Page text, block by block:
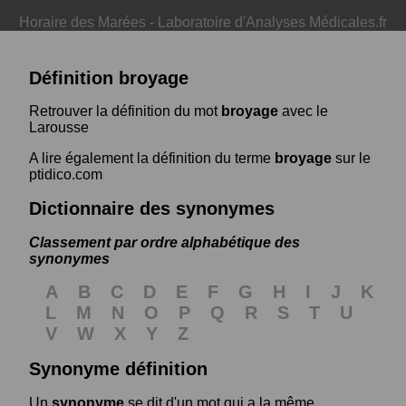
Horaire des Marées - Laboratoire d'Analyses Médicales.fr
Définition broyage
Retrouver la définition du mot broyage avec le
Larousse
A lire également la définition du terme broyage sur le
ptidico.com
Dictionnaire des synonymes
Classement par ordre alphabétique des
synonymes
A B C D E F G H I J
K
L
M N O P Q R S T
U
V
W X Y
Z
Synonyme définition
Un synonyme se dit d'un mot qui a la même